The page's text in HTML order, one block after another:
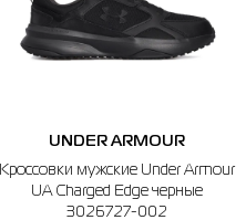
UNDER ARMOUR
Кроссовки мужские Under Armour
UA Charged Edge черные
3026727-002